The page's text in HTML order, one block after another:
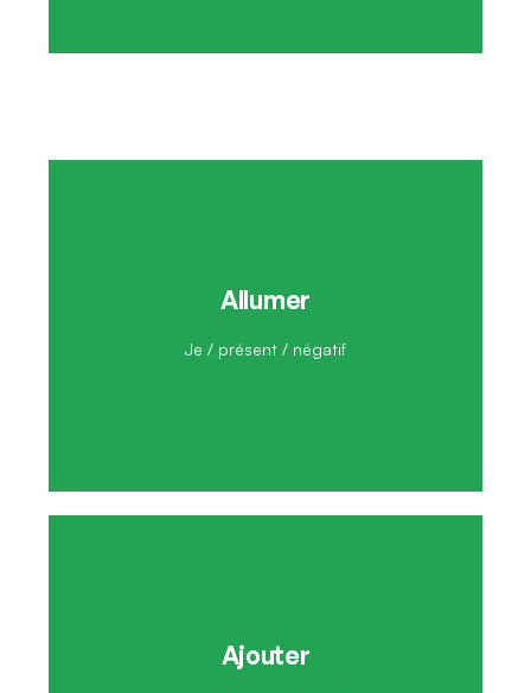
Allumer
Je / présent / négatif
Ajouter